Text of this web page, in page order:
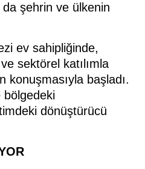
şehrin ve ülkenin
ev sahipliğinde,
sektörel katılımla
konuşmasıyla başladı.
bölgedeki
dönüştürücü